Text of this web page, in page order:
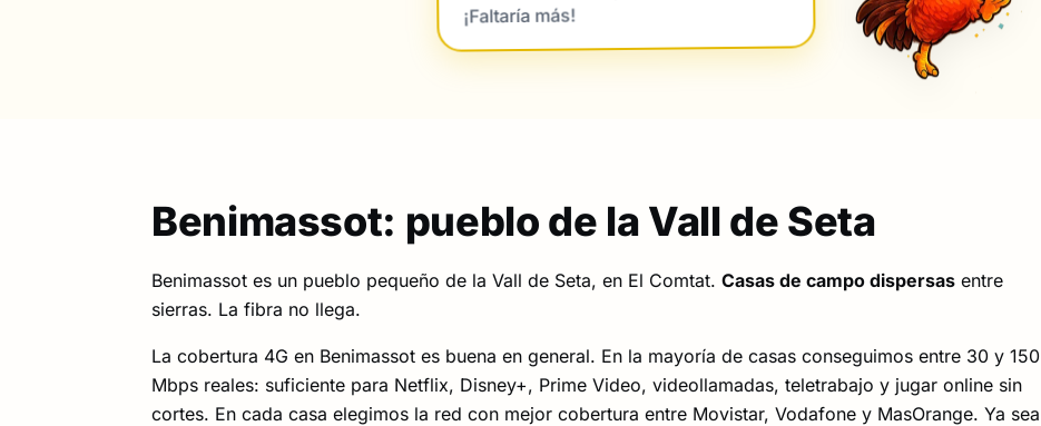
¡Faltaría más!
Benimassot: pueblo de la Vall de Seta
Benimassot es un pueblo pequeño de la Vall de Seta, en El Comtat. Casas de campo dispersas entre
sierras. La fibra no llega.
La cobertura 4G en Benimassot es buena en general. En la mayoría de casas conseguimos entre 30 y 150
Mbps reales: suficiente para Netflix, Disney+, Prime Video, videollamadas, teletrabajo y jugar online sin
cortes. En cada casa elegimos la red con mejor cobertura entre Movistar, Vodafone y MasOrange. Ya sea